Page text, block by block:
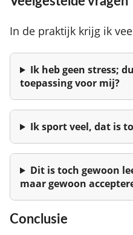
In de praktijk krijg ik
Ik heb geen stress;
toepassing voor mij?
Ik sport veel, dat is
Dit is toch gewoon
maar gewoon
Conclusie